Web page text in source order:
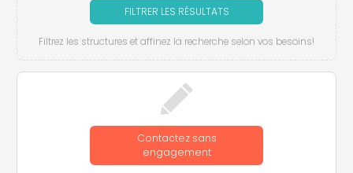
FILTRER LES RÉSULTATS
Filtrez les structures et affinez la recherche selon vos besoins!
Contactez sans
engagement